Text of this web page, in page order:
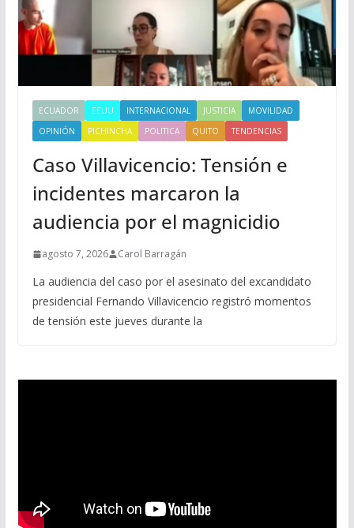
ECUADOR EEUU INTERNACIONAL JUSTICIA
MOVILIDAD
OPINIÓN
PICHINCHA POLITICA QUITO TENDENCIAS
Caso Villavicencio: Tensión e
incidentes marcaron la
audiencia por el magnicidio
agosto 7, 2026 Carol Barragán
La audiencia del caso por el asesinato del excandidato
presidencial Fernando Villavicencio registró momentos
de tensión este jueves durante la